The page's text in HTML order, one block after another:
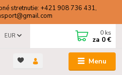
stretnutie: +421 908 736 431,
Menu
EUR 0 ks
za 0 €